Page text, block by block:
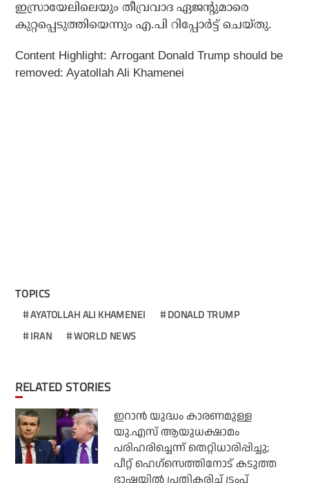
ഇസ്രായേലിലെയും തീവ്രവാദ ഏജന്റുമാരെ
കുറ്റപ്പെടുത്തിയെന്നും എ.പി റിപ്പോർട്ട് ചെയ്തു.
Content Highlight: Arrogant Donald Trump should be
removed: Ayatollah Ali Khamenei
TOPICS
AYATOLLAH ALI KHAMENEI
DONALD TRUMP
IRAN
WORLD NEWS
RELATED STORIES
ഇറാന്‍ യുദ്ധം കാരണമുള്ള
യു.എസ് ആയുധക്ഷാമം
പരിഹരിച്ചെന്ന് തെറ്റിധാരിപ്പിച്ചു;
പീറ്റ് ഹെഗ്‌സെത്തിനോട് കടുത്ത